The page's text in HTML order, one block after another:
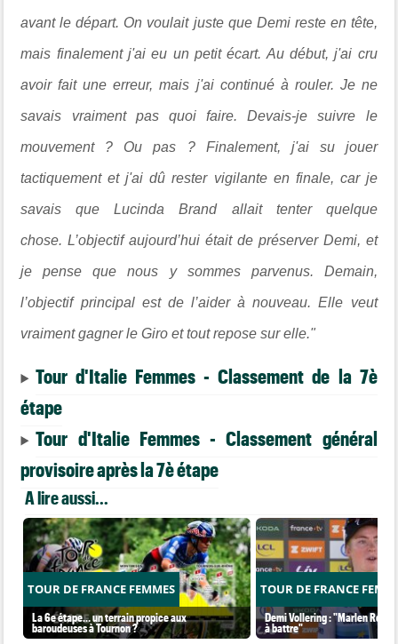
avant le départ. On voulait juste que Demi reste en tête,
mais finalement j'ai eu un petit écart. Au début, j'ai cru
avoir fait une erreur, mais j'ai continué à rouler. Je ne
savais vraiment pas quoi faire. Devais-je suivre le
mouvement ? Ou pas ? Finalement, j'ai su jouer
tactiquement et j'ai dû rester vigilante en finale, car je
savais que Lucinda Brand allait tenter quelque
chose. L’objectif aujourd’hui était de préserver Demi, et
je pense que nous y sommes parvenus. Demain,
l’objectif principal est de l’aider à nouveau. Elle veut
vraiment gagner le Giro et tout repose sur elle."
Tour d'Italie Femmes - Classement de la 7è
étape
Tour d'Italie Femmes - Classement général
provisoire après la 7è étape
A lire aussi...
TOUR DE FRANCE FEMMES
La 6e étape… un terrain propice aux
baroudeuses à Tournon ?
TOUR DE FRANCE
Demi Vollering : "Marlen
à battre"